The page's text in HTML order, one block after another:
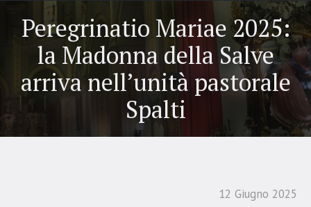
Peregrinatio Mariae 2025:
la Madonna della Salve
arriva nell’unità pastorale
Spalti
12 Giugno 2025